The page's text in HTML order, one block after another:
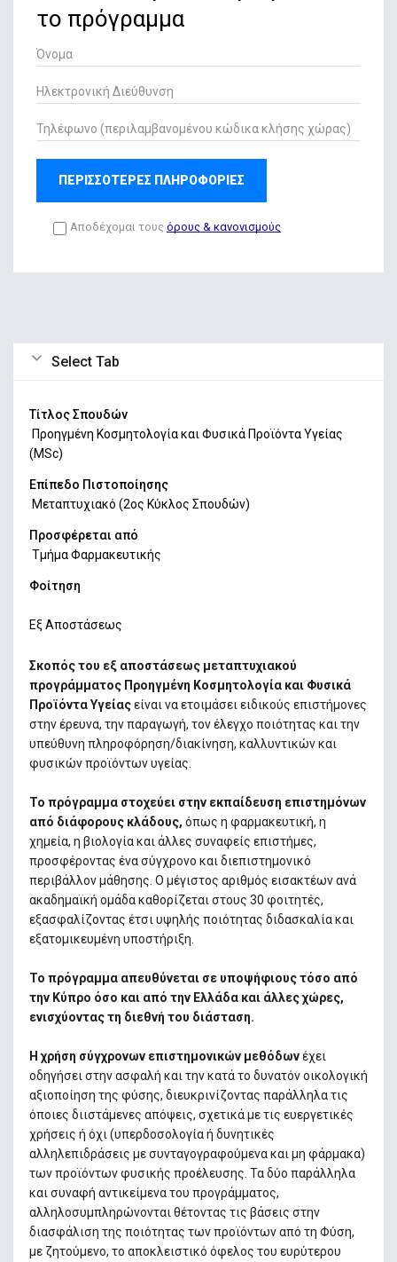
το πρόγραμμα
ΠΕΡΙΣΣΟΤΕΡΕΣ ΠΛΗΡΟΦΟΡΙΕΣ
Αποδέχομαι τους όρους & κανονισμούς
Select Tab
Τίτλος Σπουδών
Προηγμένη Κοσμητολογία και Φυσικά Προϊόντα Υγείας
(MSc)
Επίπεδο Πιστοποίησης
Mεταπτυχιακό (2ος Κύκλος Σπουδών)
Προσφέρεται από
Τμήμα Φαρμακευτικής
Φοίτηση
Εξ Αποστάσεως
Σκοπός του εξ αποστάσεως μεταπτυχιακού
προγράμματος Προηγμένη Κοσμητολογία και Φυσικά
Προϊόντα Υγείαςείναι να ετοιμάσει ειδικούς επιστήμονες
στην έρευνα, την παραγωγή, τον έλεγχο ποιότητας και την
υπεύθυνη πληροφόρηση/διακίνηση, καλλυντικών και
φυσικών προϊόντων υγείας.
Το πρόγραμμα στοχεύει στην εκπαίδευση επιστημόνων
από διάφορους κλάδους, όπως η φαρμακευτική, η
χημεία, η βιολογία και άλλες συναφείς επιστήμες,
προσφέροντας ένα σύγχρονο και διεπιστημονικό
περιβάλλον μάθησης. Ο μέγιστος αριθμός εισακτέων ανά
ακαδημαϊκή ομάδα καθορίζεται στους 30 φοιτητές,
εξασφαλίζοντας έτσι υψηλής ποιότητας διδασκαλία και
εξατομικευμένη υποστήριξη.
Το πρόγραμμα απευθύνεται σε υποψήφιους τόσο από
την Κύπρο όσο και από την Ελλάδα και άλλες χώρες,
ενισχύοντας τη διεθνή του διάσταση.
Η χρήση σύγχρονων επιστημονικών μεθόδωνέχει
οδηγήσει στην ασφαλή και την κατά το δυνατόν οικολογική
αξιοποίηση της φύσης, διευκρινίζοντας παράλληλα τις
όποιες διιστάμενες απόψεις, σχετικά με τις ευεργετικές
χρήσεις ή όχι (υπερδοσολογία ή δυνητικές
αλληλεπιδράσεις με συνταγογραφούμενα και μη φάρμακα)
των προϊόντων φυσικής προέλευσης. Τα δύο παράλληλα
και συναφή αντικείμενα του προγράμματος,
αλληλοσυμπληρώνονται θέτοντας τις βάσεις στην
διασφάλιση της ποιότητας των προϊόντων από τη Φύση,
με ζητούμενο, το αποκλειστικό όφελος του ευρύτερου